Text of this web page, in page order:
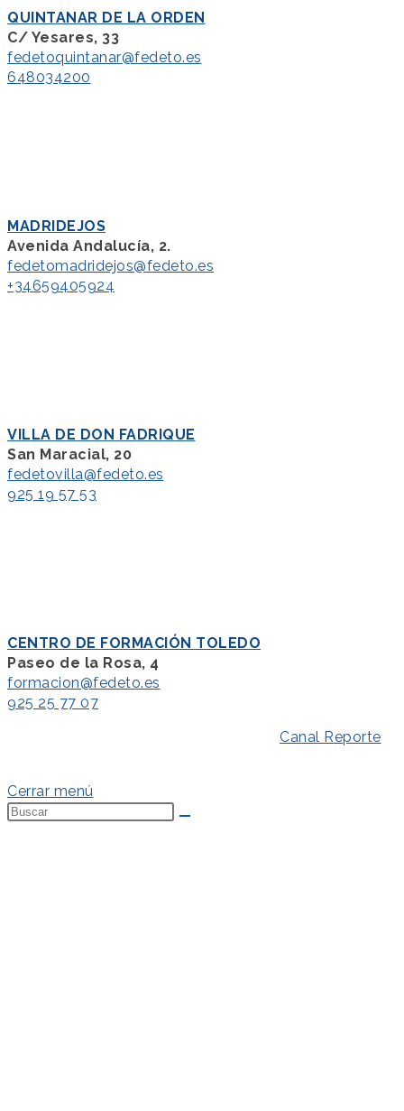
QUINTANAR DE LA ORDEN
C/ Yesares, 33
fedetoquintanar@fedeto.es
648034200
MADRIDEJOS
Avenida Andalucía, 2.
fedetomadridejos@fedeto.es
+34659405924
VILLA DE DON FADRIQUE
San Maracial, 20
fedetovilla@fedeto.es
925 19 57 53
CENTRO DE FORMACIÓN TOLEDO
Paseo de la Rosa, 4
formacion@fedeto.es
925 25 77 07
Canal Reporte
Cerrar menú